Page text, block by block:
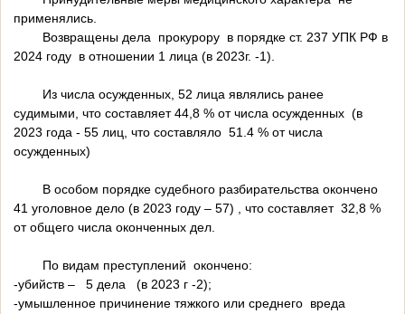
применялись.
Возвращены дела прокурору в порядке ст. 237 УПК РФ в
2024 году в отношении 1 лица (в 2023г. -1).
Из числа осужденных, 52 лица являлись ранее
судимыми, что составляет 44,8 % от числа осужденных (в
2023 года - 55 лиц, что составляло 51.4 % от числа
осужденных)
В особом порядке судебного разбирательства окончено
41 уголовное дело (в 2023 году – 57) , что составляет 32,8 %
от общего числа оконченных дел.
По видам преступлений окончено:
-убийств – 5 дела (в 2023 г -2);
-умышленное причинение тяжкого или среднего вреда